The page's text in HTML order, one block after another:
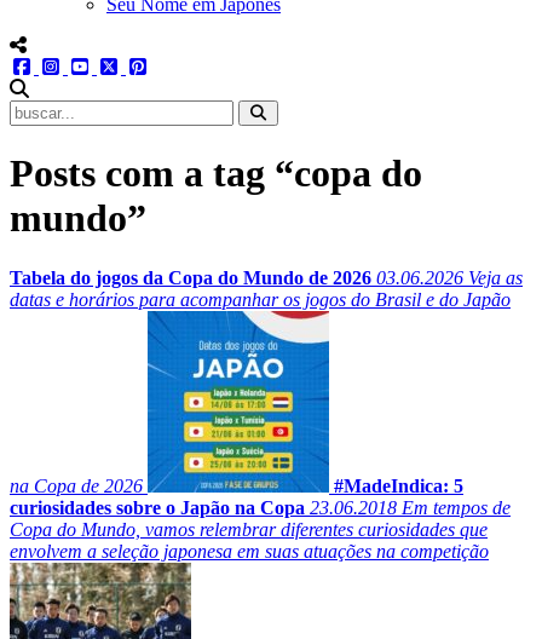
Seu Nome em Japonês
menu redes social
facebookinstagram
youtube
twitter
Posts com a tag “copa do
mundo”
Tabela do jogos da Copa do Mundo de 2026 03.06.2026 Veja as
datas e horários para acompanhar os jogos do Brasil e do Japão
na Copa de 2026
#MadeIndica: 5
curiosidades sobre o Japão na Copa 23.06.2018 Em tempos de
Copa do Mundo, vamos relembrar diferentes curiosidades que
envolvem a seleção japonesa em suas atuações na competição